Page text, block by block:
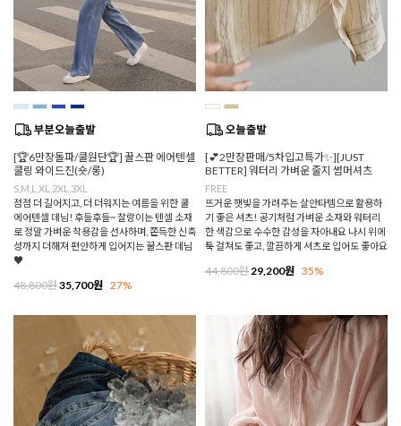
[🏆6만장돌파/쿨원단🏆] 꿀스판 에어텐셀
쿨링 와이드진(숏/롱)
S,M,L,XL,2XL,3XL
점점 더 길어지고, 더 더워지는 여름을 위한 쿨
에어텐셀 데님! 후들후들~ 찰랑이는 텐셀 소재
로 정말 가벼운 착용감을 선사하며, 쫀득한 신축
성까지 더해져 편안하게 입어지는 꿀스판 데님
♥
48,800원35,700원 27%
[💕2만장판매/5차입고특가✨][JUST
BETTER] 워터리 가벼운 줄지 썸머셔츠
FREE
뜨거운 햇빛을 가려주는 살안타템으로 활용하
기 좋은 셔츠! 공기처럼 가벼운 소재와 워터리
한 색감으로 수수한 감성을 자아내요 나시 위에
툭 걸쳐도 좋고, 깔끔하게 셔츠로 입어도 좋아요
44,800원29,200원 35%